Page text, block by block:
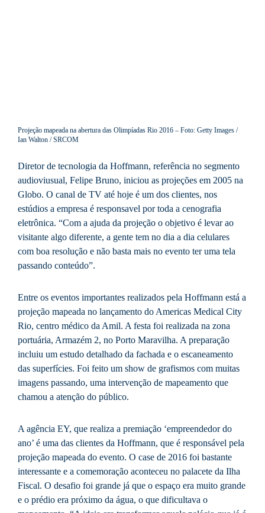
Projeção mapeada na abertura das Olimpíadas Rio 2016 – Foto: Getty Images /
Ian Walton / SRCOM
Diretor de tecnologia da Hoffmann, referência no segmento
audioviusual, Felipe Bruno, iniciou as projeções em 2005 na
Globo. O canal de TV até hoje é um dos clientes, nos
estúdios a empresa é responsavel por toda a cenografia
eletrônica. “Com a ajuda da projeção o objetivo é levar ao
visitante algo diferente, a gente tem no dia a dia celulares
com boa resolução e não basta mais no evento ter uma tela
passando conteúdo”.
Entre os eventos importantes realizados pela Hoffmann está a
projeção mapeada no lançamento do Americas Medical City
Rio, centro médico da Amil. A festa foi realizada na zona
portuária, Armazém 2, no Porto Maravilha. A preparação
incluiu um estudo detalhado da fachada e o escaneamento
das superfícies. Foi feito um show de grafismos com muitas
imagens passando, uma intervenção de mapeamento que
chamou a atenção do público.
A agência EY, que realiza a premiação ‘empreendedor do
ano’ é uma das clientes da Hoffmann, que é responsável pela
projeção mapeada do evento. O case de 2016 foi bastante
interessante e a comemoração aconteceu no palacete da Ilha
Fiscal. O desafio foi grande já que o espaço era muito grande
e o prédio era próximo da água, o que dificultava o